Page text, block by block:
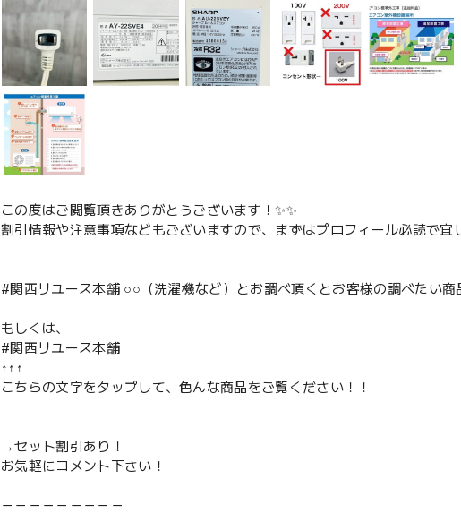
この度はご閲覧頂きありがとうございます！✨✨
割引情報や注意事項などもございますので、まずはプロフィール必読で宜
#関西リユース本舗 ○○（洗濯機など）とお調べ頂くとお客様の調べたい商
もしくは、
#関西リユース本舗
↑↑↑
こちらの文字をタップして、色んな商品をご覧ください！！
→セット割引あり！
お気軽にコメント下さい！
－－－－－－－－－